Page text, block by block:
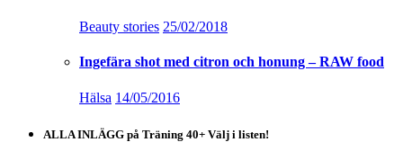
Beauty stories 25/02/2018
Ingefära shot med citron och honung – RAW food
Hälsa 14/05/2016
ALLA INLÄGG på Träning 40+ Välj i listen!